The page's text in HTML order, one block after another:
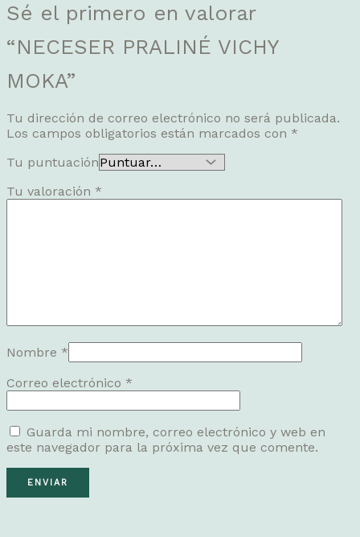
Sé el primero en valorar
“NECESER PRALINÉ VICHY
MOKA”
Tu dirección de correo electrónico no será publicada.
Los campos obligatorios están marcados con *
Tu puntuación
Tu valoración *
Nombre *
Correo electrónico *
Guarda mi nombre, correo electrónico y web en
este navegador para la próxima vez que comente.